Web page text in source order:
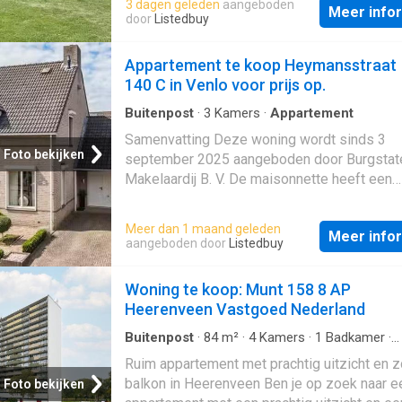
Winkelcentrum in Venlo; De woning
andere over de volgende voorzieningen:
3 dagen geleden aangeboden
door Listedbuy Meer
Foto bekijken
Appartement te koop Heymansstraat
140 C in Venlo voor prijs op.
Buitenpost · 3 Kamers · Appartement
Samenvatting Deze woning wordt sinds 3
september 2025 aangeboden door
Makelaardij B. V. De maisonnette heeft een
kamers, waarvan 2 slaapkamers; De
In 2026 opgeleverd en ligt in de buurt Kern
Meer dan 1 maand geleden
aangeboden door Listedbuy Meer
Foto bekijken
Woning te koop: Munt 158 8 AP
Heerenveen Vastgoed Nederland
Buitenpost · 84m² · 4Kamers · 1 Badkamer ·
Ruim appartement met prachtig uitzicht en
balkon in Heerenveen Ben je op zoek naar